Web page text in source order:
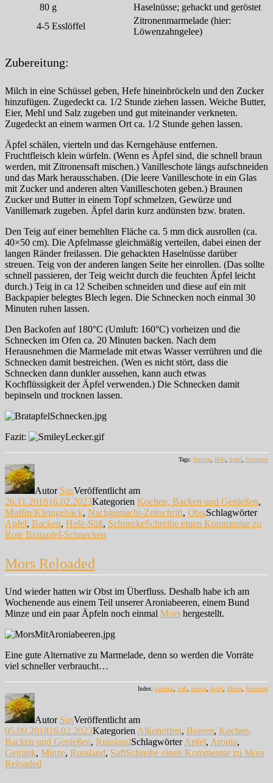
80 g
Haselnüsse; gehackt und geröstet
4-5 Esslöffel
Zitronenmarmelade (hier:
Löwenzahngelee)
Zubereitung:
Milch in eine Schüssel geben, Hefe hineinbröckeln und den Zucker
hinzufügen. Zugedeckt ca. 1/2 Stunde ziehen lassen. Weiche Butter,
Eier, Mehl und Salz zugeben und gut miteinander verkneten.
Zugedeckt an einem warmen Ort ca. 1/2 Stunde gehen lassen.
Äpfel schälen, vierteln und das Kerngehäuse entfernen.
Fruchtfleisch klein würfeln. (Wenn es Äpfel sind, die schnell braun
werden, mit Zitronensaft mischen.) Vanilleschote längs aufschneiden
und das Mark herausschaben. (Die leere Vanilleschote in ein Glas
mit Zucker und anderen alten Vanilleschoten geben.) Braunen
Zucker und Butter in einem Topf schmelzen, Gewürze und
Vanillemark zugeben. Äpfel darin kurz andünsten bzw. braten.
Den Teig auf einer bemehlten Fläche ca. 5 mm dick ausrollen (ca.
40×50 cm). Die Apfelmasse gleichmäßig verteilen, dabei einen der
langen Ränder freilassen. Die gehackten Haselnüsse darüber
streuen. Teig von der anderen langen Seite her einrollen. (Das sollte
schnell passieren, der Teig weicht durch die feuchten Äpfel leicht
durch.) Teig in ca 12 Scheiben schneiden und diese auf ein mit
Backpapier belegtes Blech legen. Die Schnecken noch einmal 30
Minuten ruhen lassen.
Den Backofen auf 180°C (Umluft: 160°C) vorheizen und die
Schnecken im Ofen ca. 20 Minuten backen. Nach dem
Herausnehmen die Marmelade mit etwas Wasser verrühren und die
Schnecken damit bestreichen. (Wen es nicht stört, dass die
Schnecken dann dunkler aussehen, kann auch etwas
Kochflüssigkeit der Äpfel verwenden.) Die Schnecken damit
bepinseln und trocknen lassen.
Fazit:
Tags: Backen, Hefe, Apfel, Schnecke
Autor SusVeröffentlicht am
26.11.201816.02.2023Kategorien Kochen, Backen und Genießen,
Muffin/Kleingebäck, Nachgemacht-Zeitschrift, ObstSchlagwörter
Apfel, Backen, Hefe-Süß, SchneckeSchreibe einen Kommentarzu
Rote Bratapfel-Schnecken
Mors Reloaded
Und wieder hatten wir Obst im Überfluss. Deshalb habe ich am
Wochenende aus einem Teil unserer Aroniabeeren, einem Bund
Minze und ein paar Äpfeln noch einmal Mors hergestellt.
Eine gute Alternative zu Marmelade, denn so werden die Vorräte
viel schneller verbraucht…
Index: Getränk Saft Aronia Apfel Minze Russland
Autor SusVeröffentlicht am
05.09.201816.02.2023Kategorien Alkoholfrei, Beeren, Kochen,
Backen und Genießen, RusslandSchlagwörterApfel, Aronia,
Getränk, Minze, Russland, SaftSchreibe einen Kommentarzu Mors
Reloaded